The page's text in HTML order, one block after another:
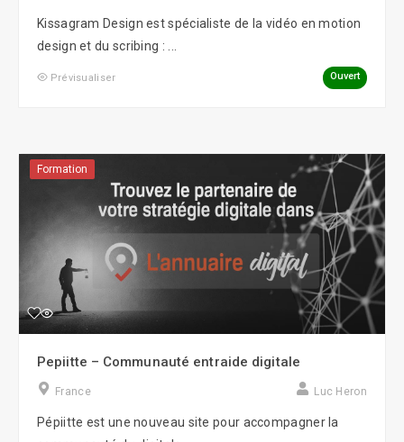
Kissagram Design est spécialiste de la vidéo en motion
design et du scribing : ...
Prévisualiser Ouvert
Formation
Pepiitte – Communauté entraide digitale
France Luc Heron
Pépiitte est une nouveau site pour accompagner la